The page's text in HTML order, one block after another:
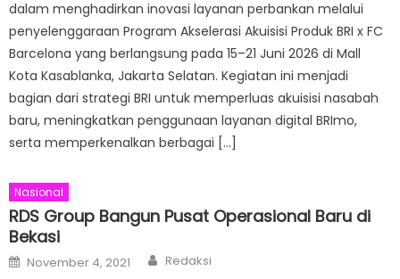
dalam menghadirkan inovasi layanan perbankan melalui
penyelenggaraan Program Akselerasi Akuisisi Produk BRI x FC
Barcelona yang berlangsung pada 15–21 Juni 2026 di Mall
Kota Kasablanka, Jakarta Selatan. Kegiatan ini menjadi
bagian dari strategi BRI untuk memperluas akuisisi nasabah
baru, meningkatkan penggunaan layanan digital BRImo,
serta memperkenalkan berbagai […]
Nasional
RDS Group Bangun Pusat Operasional Baru di
Bekasi
Posted
on
November 4, 2021 Author
Redaksi